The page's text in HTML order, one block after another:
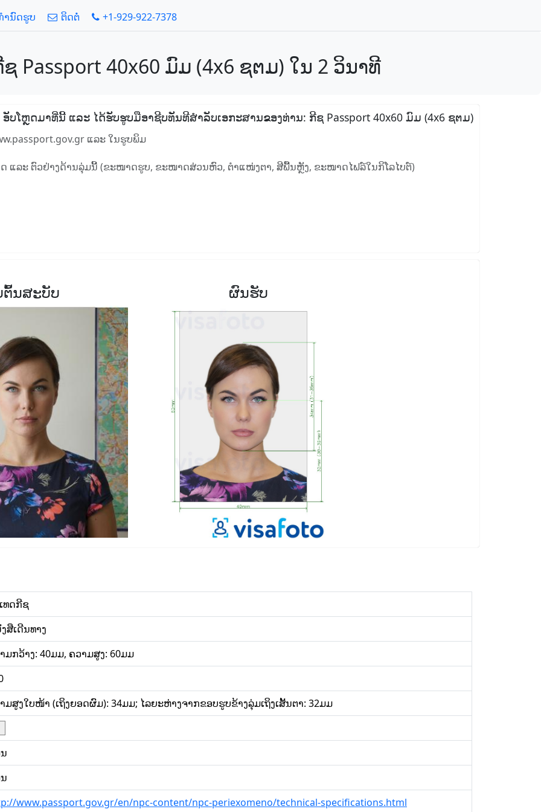
ານົດຮູບ ຕິດຕໍ່ +1-929-922-7378
Passport 40x60 ມົມ (4x6 ຊຕມ) ໃນ 2 ວິນາທີ
ໂຫຼດມາທີ່ນີ້ ແລະ ໄດ້ຮັບຮູບມືອາຊີບທັນທີສໍາລັບເອກະສານຂອງທ່ານ: ກີຊ Passport 40x60 ມົມ (4x6 ຊຕມ)
ແລະ ໃນຮູບພິມ
ແລະ ຕົວຢ່າງດ້ານລຸ່ມນີ້ (ຂະໜາດຮູບ, ຂະໜາດສ່ວນຫົວ, ຕໍາແໜ່ງຕາ, ສີພື້ນຫຼັງ, ຂະໜາດໄຟລ໌ໃນກິໂລໄບຕ໌)
ນສະບັບ ຜົນຮັບ
ທດກີຊ
ສືເດີນທາງ
ມກວ້າງ: 40ມມ, ຄວາມສູງ: 60ມມ
ມສູງໃບໜ້າ (ເຖິງຍອດຜົມ): 34ມມ; ໄລຍະຫ່າງຈາກຂອບຮູບຂ້າງລຸ່ມເຖິງເສັ້ນຕາ: 32ມມ
www.passport.gov.gr/en/npc-content/npc-periexomeno/technical-specifications.html